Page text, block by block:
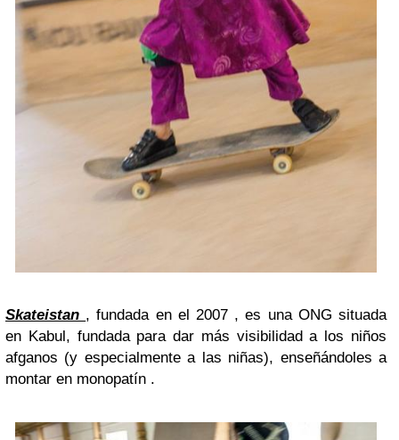
Skateistan , fundada en el 2007 , es una ONG situada
en Kabul, fundada para dar más visibilidad a los niños
afganos (y especialmente a las niñas), enseñándoles a
montar en monopatín .